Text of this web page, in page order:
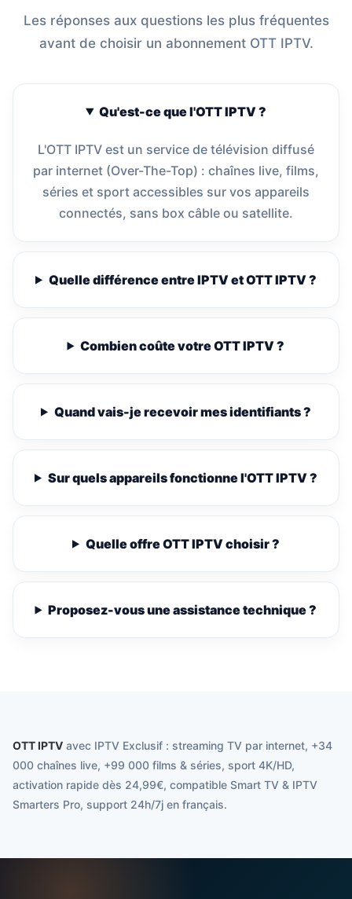
Les réponses aux questions les plus fréquentes
avant de choisir un abonnement OTT IPTV.
Qu'est-ce que l'OTT IPTV ?
L'OTT IPTV est un service de télévision diffusé
par internet (Over-The-Top) : chaînes live, films,
séries et sport accessibles sur vos appareils
connectés, sans box câble ou satellite.
Quelle différence entre IPTV et OTT IPTV ?
Combien coûte votre OTT IPTV ?
Quand vais-je recevoir mes identifiants ?
Sur quels appareils fonctionne l'OTT IPTV ?
Quelle offre OTT IPTV choisir ?
Proposez-vous une assistance technique ?
OTT IPTV avec IPTV Exclusif : streaming TV par internet, +34
000 chaînes live, +99 000 films & séries, sport 4K/HD,
activation rapide dès 24,99€, compatible Smart TV & IPTV
Smarters Pro, support 24h/7j en français.